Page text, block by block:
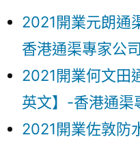
2021開業元朗通
香港通渠專家公
2021開業何文田
英文】-香港通
2021開業佐敦防